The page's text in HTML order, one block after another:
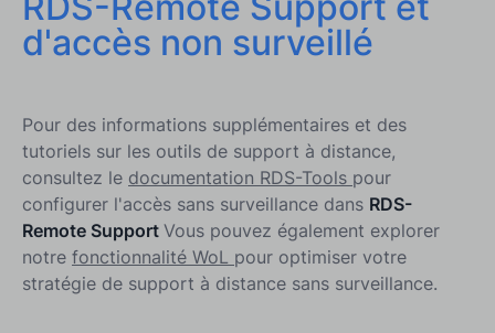
d'accès non surveillé
Pour des informations supplémentaires et des
tutoriels sur les outils de support à distance,
consultez le documentation RDS-Tools pour
configurer l'accès sans surveillance dans RDS-
Remote Support Vous pouvez également explorer
notre fonctionnalité WoL pour optimiser votre
stratégie de support à distance sans surveillance.